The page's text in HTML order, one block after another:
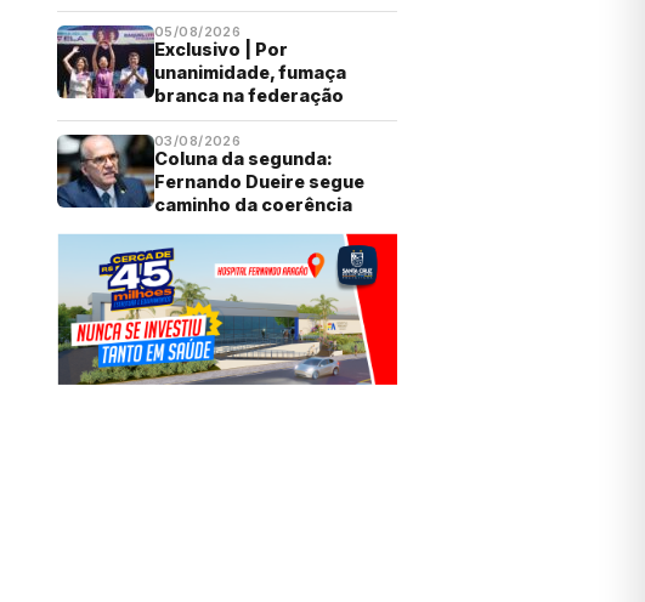
05/08/2026
Exclusivo | Por
unanimidade, fumaça
branca na federação
03/08/2026
Coluna da segunda:
Fernando Dueire segue
caminho da coerência